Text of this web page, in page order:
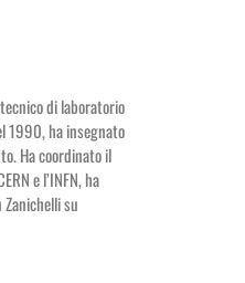
di laboratorio
1990, ha insegnato
Ha coordinato il
e l’INFN, ha
su